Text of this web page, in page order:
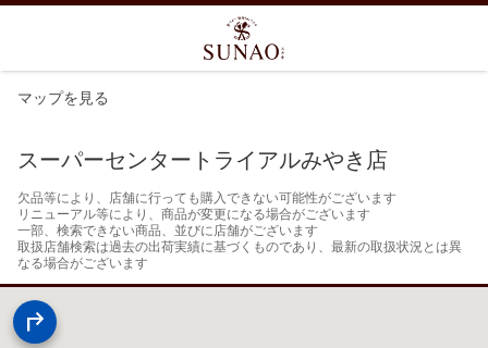
マップを見る
スーパーセンタートライアルみやき店
欠品等により、店舗に行っても購入できない可能性がございます
リニューアル等により、商品が変更になる場合がございます
一部、検索できない商品、並びに店舗がございます
取扱店舗検索は過去の出荷実績に基づくものであり、最新の取扱状況とは異
なる場合がございます